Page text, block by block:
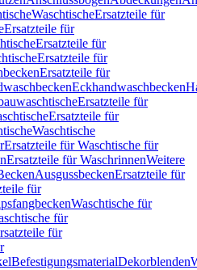
WaschtischeErsatzteile für
Ersatzteile für
Ersatzteile für
Ersatzteile für
Ersatzteile für
Eckhandwaschbecken
Ersatzteile für
Ersatzteile für
Waschtische
Ersatzteile für Waschtische für
Ersatzteile für WaschrinnenWeitere
AusgussbeckenErsatzteile für
für
Waschtische für
für
für
BefestigungsmaterialDekorblenden